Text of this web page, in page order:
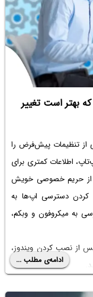
تنظیمات مهم حریم خصوصی ویندوز 11 که بهتر است تغییر
10 بهتر است برخی از تنظیمات پیش‌فرض را
اطلاعات کمتری برای
از حریم خصوصی خویش
کردن دسترسی اپ‌ها به
به میکروفون و وبکم،
11 که بهتر است پس از نصب کردن ویندوز،
ادامه‌ی مطلب ...